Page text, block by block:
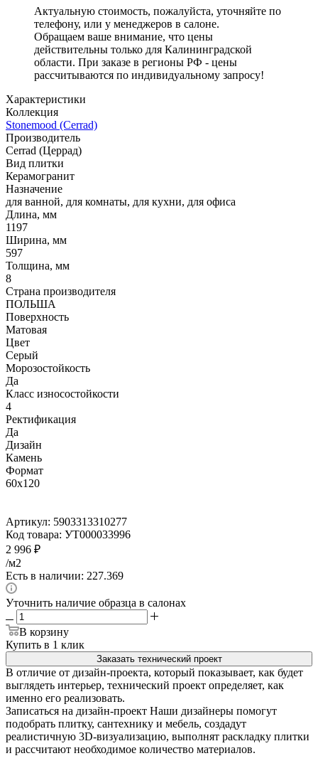
Актуальную стоимость, пожалуйста, уточняйте по
телефону, или у менеджеров в салоне.
Обращаем ваше внимание, что цены
действительны только для Калининградской
области. При заказе в регионы РФ - цены
рассчитываются по индивидуальному запросу!
Характеристики
Коллекция
Stonemood (Cerrad)
Производитель
Cerrad (Церрад)
Вид плитки
Керамогранит
Назначение
для ванной, для комнаты, для кухни, для офиса
Длина, мм
1197
Ширина, мм
597
Толщина, мм
8
Страна производителя
ПОЛЬША
Поверхность
Матовая
Цвет
Серый
Морозостойкость
Да
Класс износостойкости
4
Ректификация
Да
Дизайн
Камень
Формат
60x120
Артикул: 5903313310277
Код товара: УТ000033996
2 996 ₽
/м2
Есть в наличии: 227.369
Уточнить наличие образца в салонах
В корзину
Купить в 1 клик
Заказать технический проект
В отличие от дизайн-проекта, который показывает, как будет
выглядеть интерьер, технический проект определяет, как
именно его реализовать.
Записаться на дизайн-проект Наши дизайнеры помогут
подобрать плитку, сантехнику и мебель, создадут
реалистичную 3D-визуализацию, выполнят раскладку плитки
и рассчитают необходимое количество материалов.